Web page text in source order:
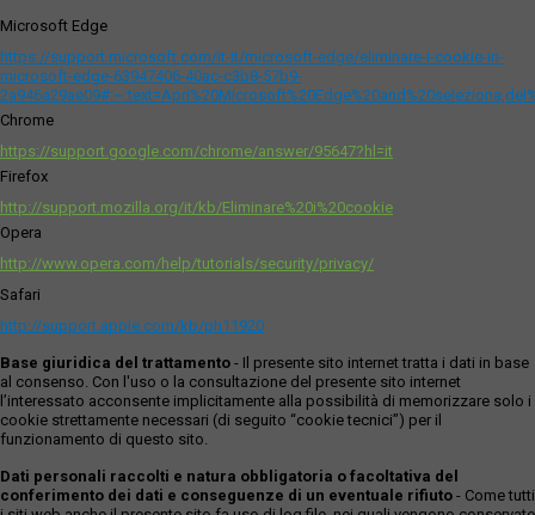
Microsoft Edge
https://support.microsoft.com/it-it/microsoft-edge/eliminare-i-cookie-in-
microsoft-edge-63947406-40ac-c3b8-57b9-
Chrome
https://support.google.com/chrome/answer/95647?hl=it
Firefox
http://support.mozilla.org/it/kb/Eliminare%20i%20cookie
Opera
http://www.opera.com/help/tutorials/security/privacy/
Safari
http://support.apple.com/kb/ph11920
Base giuridica del trattamento - Il presente sito internet tratta i dati in base
al consenso. Con l'uso o la consultazione del presente sito internet
l’interessato acconsente implicitamente alla possibilità di memorizzare solo i
cookie strettamente necessari (di seguito “cookie tecnici”) per il
funzionamento di questo sito.
Dati personali raccolti e natura obbligatoria o facoltativa del
conferimento dei dati e conseguenze di un eventuale rifiuto - Come tutti